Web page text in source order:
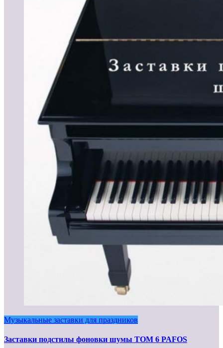
Музыкальные заставки для праздников
Заставки подстилы фоновки шумы ТОМ 6 PAFOS